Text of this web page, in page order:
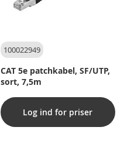
100022949
CAT 5e patchkabel, SF/UTP,
sort, 7,5m
Log ind for priser